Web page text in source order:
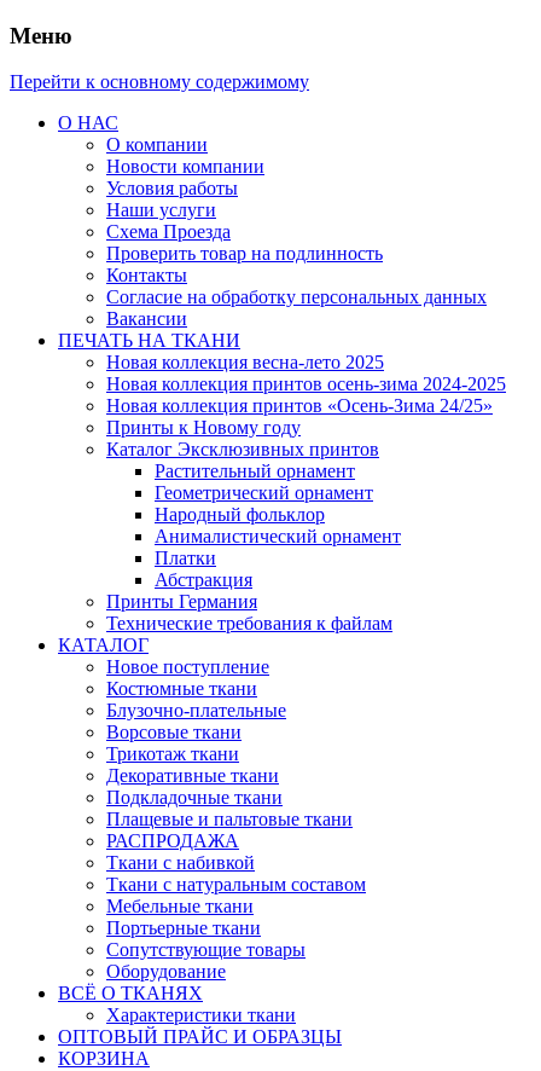
Меню
Перейти к основному содержимому
О НАС
О компании
Новости компании
Условия работы
Наши услуги
Схема Проезда
Проверить товар на подлинность
Контакты
Согласие на обработку персональных данных
Вакансии
ПЕЧАТЬ НА ТКАНИ
Новая коллекция весна-лето 2025
Новая коллекция принтов осень-зима 2024-2025
Новая коллекция принтов «Осень-Зима 24/25»
Принты к Новому году
Каталог Эксклюзивных принтов
Растительный орнамент
Геометрический орнамент
Народный фольклор
Анималистический орнамент
Платки
Абстракция
Принты Германия
Технические требования к файлам
КАТАЛОГ
Новое поступление
Костюмные ткани
Блузочно-плательные
Ворсовые ткани
Трикотаж ткани
Декоративные ткани
Подкладочные ткани
Плащевые и пальтовые ткани
РАСПРОДАЖА
Ткани с набивкой
Ткани с натуральным составом
Мебельные ткани
Портьерные ткани
Сопутствующие товары
Оборудование
ВСЁ О ТКАНЯХ
Характеристики ткани
ОПТОВЫЙ ПРАЙС И ОБРАЗЦЫ
КОРЗИНА